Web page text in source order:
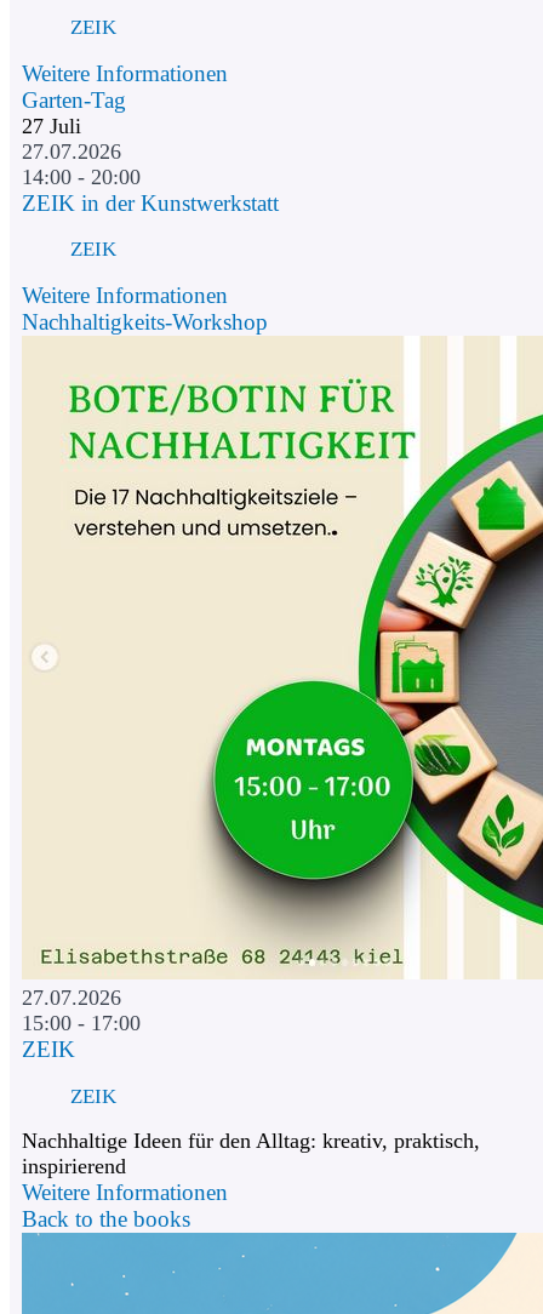
ZEIK
Weitere Informationen
Garten-Tag
27 Juli
27.07.2026
14:00 - 20:00
ZEIK in der Kunstwerkstatt
ZEIK
Weitere Informationen
Nachhaltigkeits-Workshop
27.07.2026
15:00 - 17:00
ZEIK
ZEIK
Nachhaltige Ideen für den Alltag: kreativ, praktisch,
inspirierend
Weitere Informationen
Back to the books